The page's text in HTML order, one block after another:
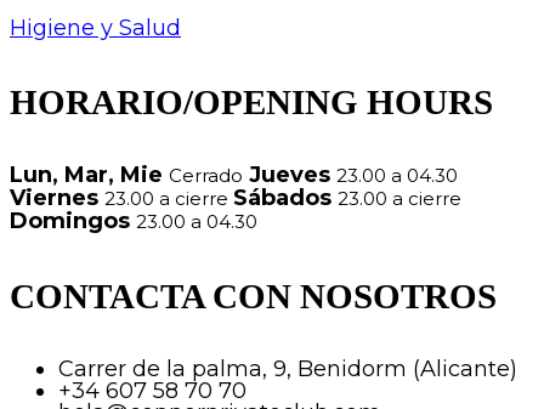
Higiene y Salud
HORARIO/OPENING HOURS
Lun, Mar, Mie Cerrado Jueves 23.00 a 04.30
Viernes 23.00 a cierre Sábados 23.00 a cierre
Domingos 23.00 a 04.30
CONTACTA CON NOSOTROS
Carrer de la palma, 9, Benidorm (Alicante)
+34 607 58 70 70